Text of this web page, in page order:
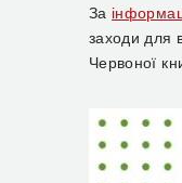
За
заходи для
Червоної